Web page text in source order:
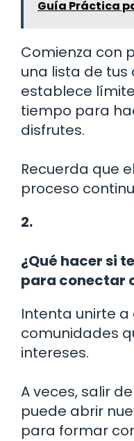
Guía Práctica
Comienza con
una lista de tus
establece
tiempo para
disfrutes.
Recuerda que
proceso
2.
¿Qué hacer si
para conectar
Intenta unirte a
comunidades
intereses.
A veces, salir
puede abrir
para formar